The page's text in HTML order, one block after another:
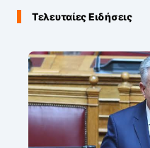
Τελευταίες Ειδήσεις